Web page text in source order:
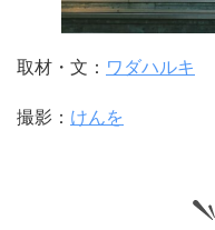
取材・文： ワダハルキ
撮影： けんを